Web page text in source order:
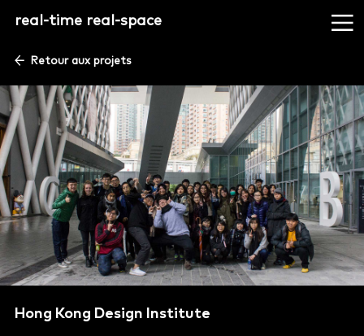
real-time real-space
Retour aux projets
Hong Kong Design Institute